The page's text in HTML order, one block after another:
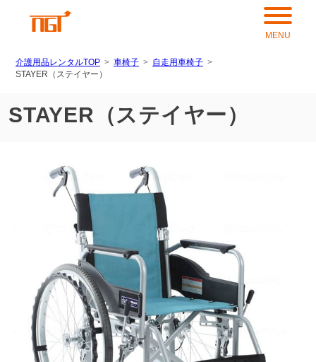
介護用品レンタルTOP 車椅子
自走用車椅子
STAYER（ステイヤー）
STAYER（ステイヤー）